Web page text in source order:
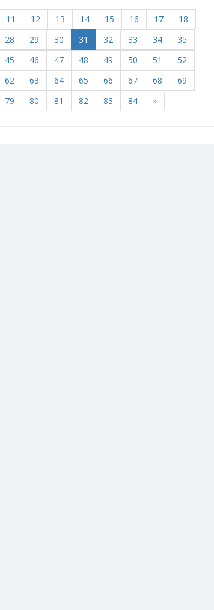
11 12 13 14 15 16 17
18
28 29 30 31 32 33 34
35
45 46 47 48 49 50 51
52
62 63 64 65 66 67 68
69
79 80 81 82 83 84 »